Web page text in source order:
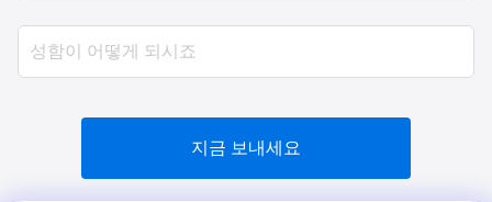
지금 보내세요